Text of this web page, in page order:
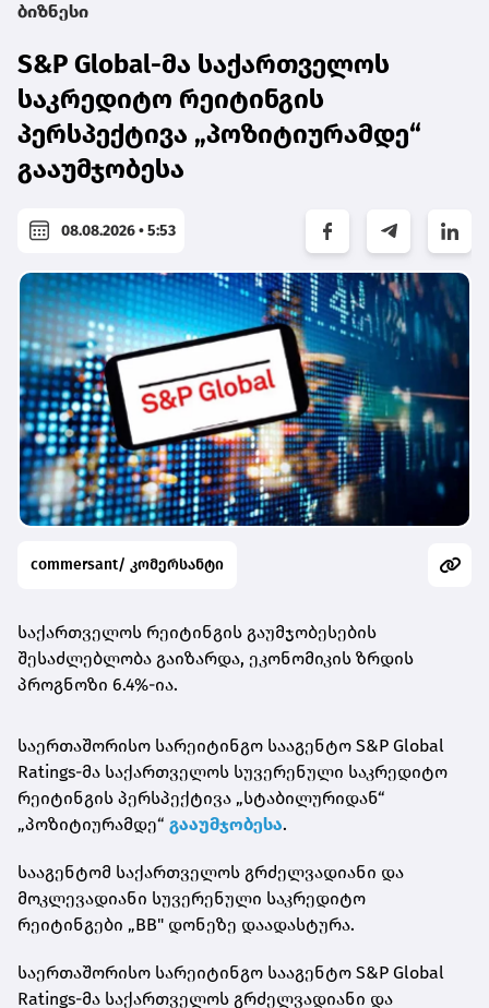
ბიზნესი
S&P Global-მა საქართველოს
საკრედიტო რეიტინგის
პერსპექტივა „პოზიტიურამდე“
გააუმჯობესა
08.08.2026 • 5:53
commersant/ კომერსანტი
საქართველოს რეიტინგის გაუმჯობესების
შესაძლებლობა გაიზარდა, ეკონომიკის ზრდის
პროგნოზი 6.4%-ია.
საერთაშორისო სარეიტინგო სააგენტო S&P Global
Ratings-მა საქართველოს სუვერენული საკრედიტო
რეიტინგის პერსპექტივა „სტაბილურიდან“
„პოზიტიურამდე“ გააუმჯობესა.
სააგენტომ საქართველოს გრძელვადიანი და
მოკლევადიანი სუვერენული საკრედიტო
რეიტინგები „BB" დონეზე დაადასტურა.
საერთაშორისო სარეიტინგო სააგენტო S&P Global
Ratings-მა საქართველოს გრძელვადიანი და